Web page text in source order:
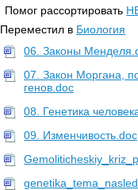
Помог рассортировать
Переместил в Биология
06. Законы
07. Закон Моргана,
генов.doc
08. Генетика
09. Изменчивость.doc